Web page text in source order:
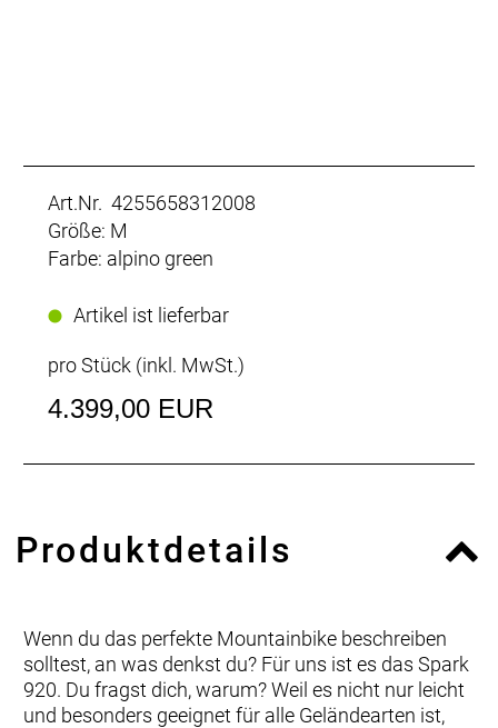
Art.Nr. 4255658312008
Größe: M
Farbe: alpino green
Artikel ist lieferbar
pro Stück (inkl. MwSt.)
4.399,00 EUR
Produktdetails
Wenn du das perfekte Mountainbike beschreiben
solltest, an was denkst du? Für uns ist es das Spark
920. Du fragst dich, warum? Weil es nicht nur leicht
und besonders geeignet für alle Geländearten ist,